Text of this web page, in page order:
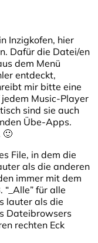
Inzigkofen, hier
Dafür die Datei/en
dem Menü
entdeckt,
mir bitte eine
Music-Player
sind sie auch
Übe-Apps.
🙂
File, in dem die
als die anderen
immer mit dem
für alle
lauter als die
Dateibrowsers
rechten Eck